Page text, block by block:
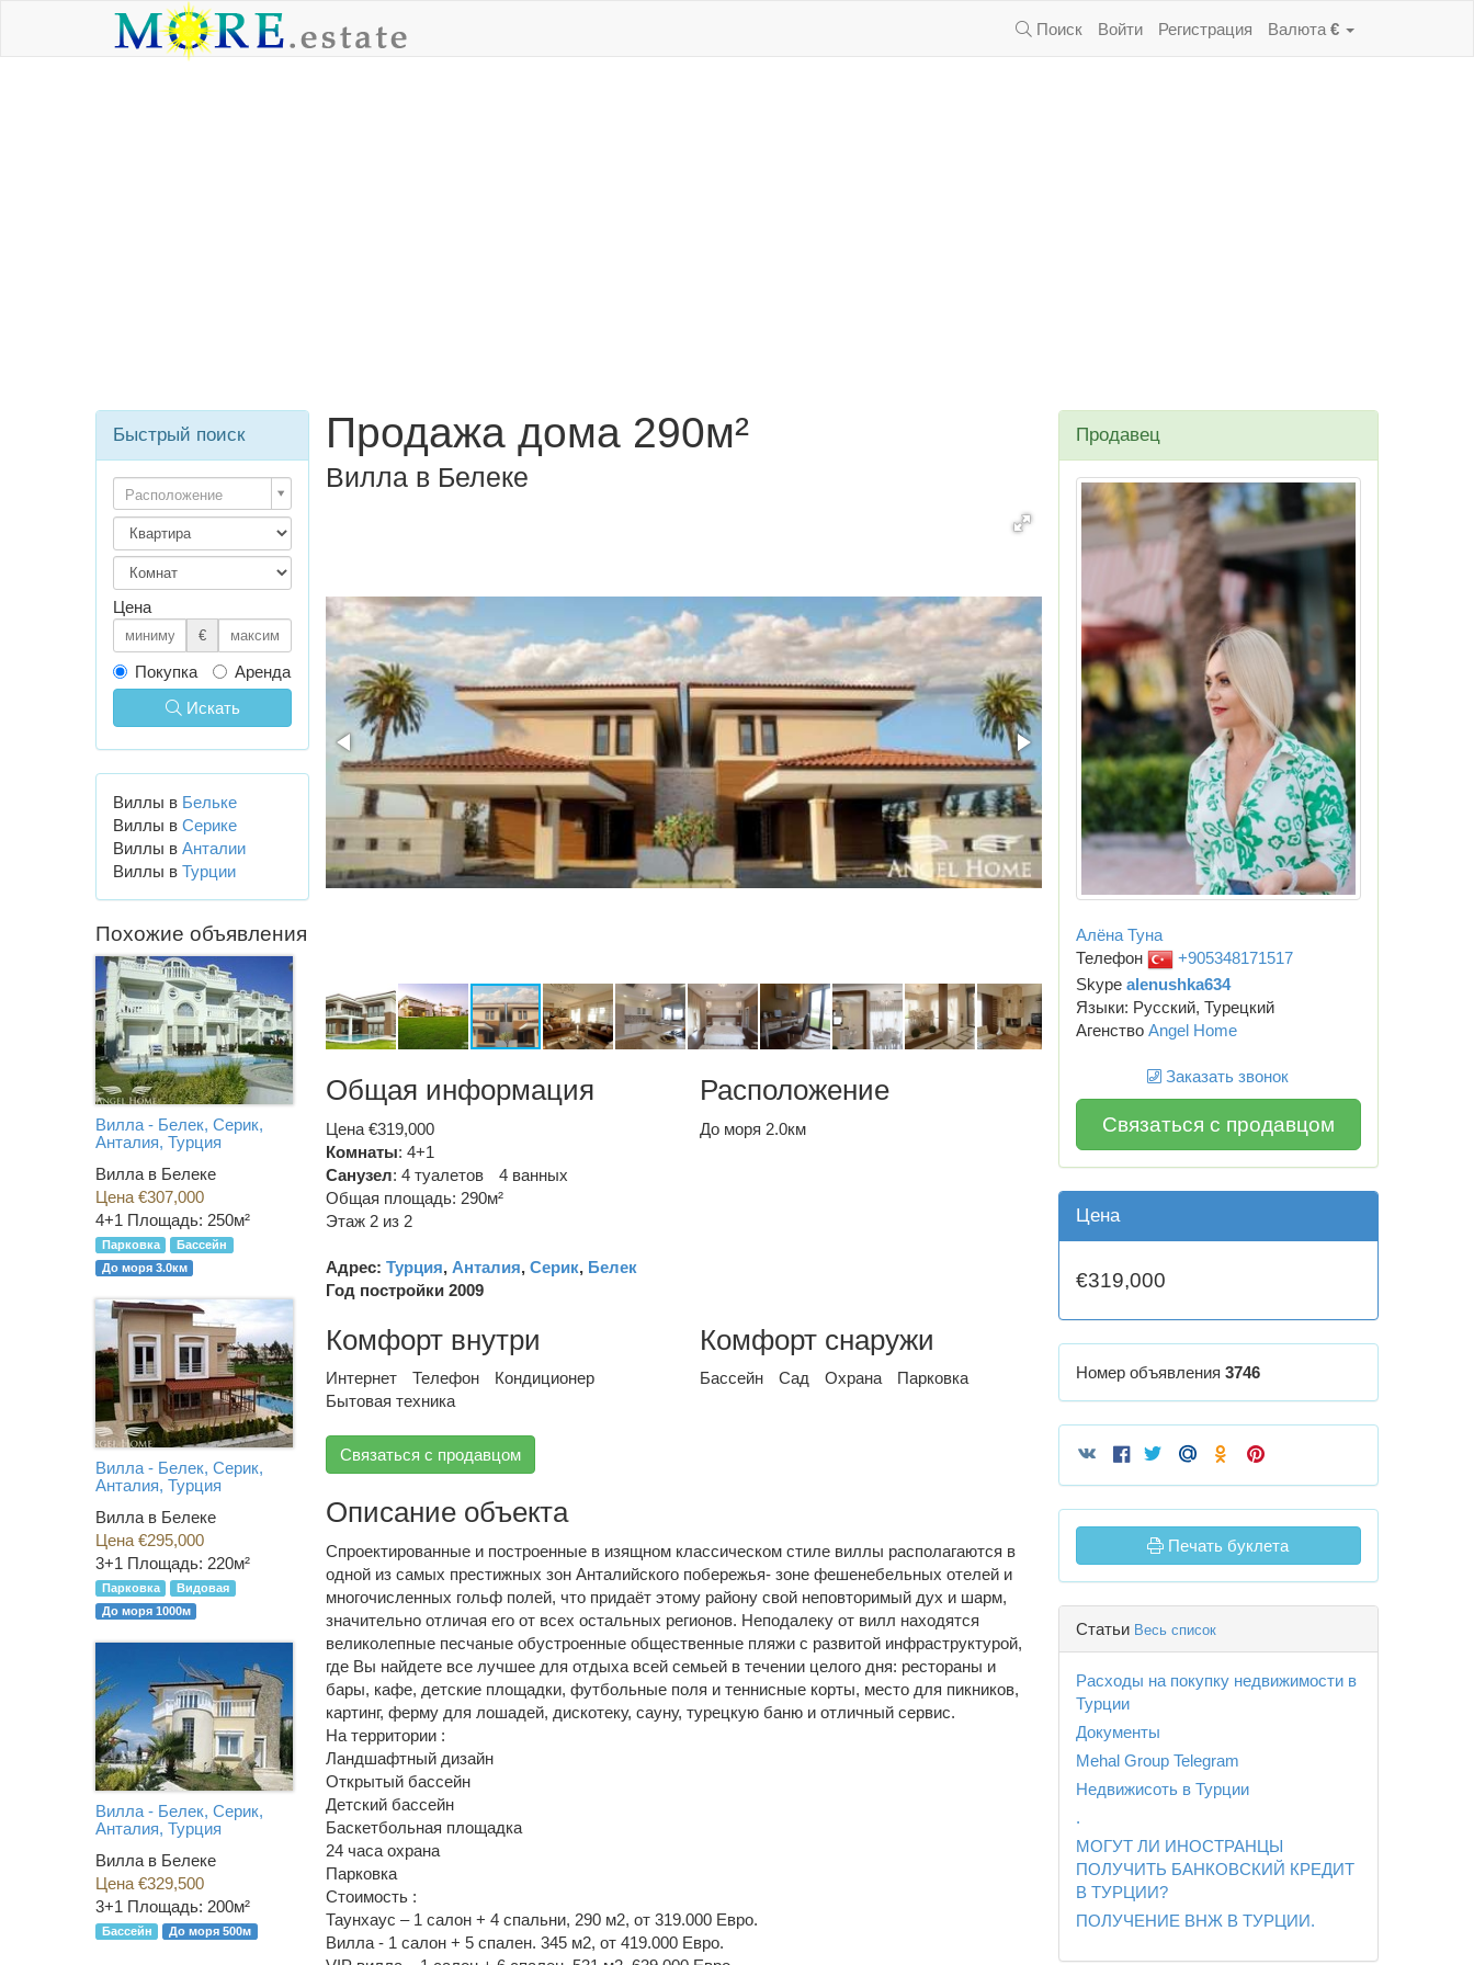
Поиск Войти Регистрация Валюта €
Продажа дома 290м²
Вилла в Белеке
Общая информация
Цена €319,000
Комнаты: 4+1
Санузел: 4 туалетов
4 ванных
Общая площадь: 290м²
Этаж 2 из 2
Адрес: Турция, Анталия, Серик, Белек
Год постройки 2009
Расположение
До моря 2.0км
Комфорт внутри
Интернет Телефон
Кондиционер
Бытовая техника
Комфорт снаружи
Бассейн Сад Охрана Парковка
Связаться с продавцом
Описание объекта
Спроектированные и построенные в изящном классическом стиле виллы располагаются в
одной из самых престижных зон Анталийского побережья- зоне фешенебельных отелей и
многочисленных гольф полей, что придаёт этому району свой неповторимый дух и шарм,
значительно отличая его от всех остальных регионов. Неподалеку от вилл находятся
великолепные песчаные обустроенные общественные пляжи с развитой инфраструктурой,
где Вы найдете все лучшее для отдыха всей семьей в течении целого дня: рестораны и
бары, кафе, детские площадки, футбольные поля и теннисные корты, место для пикников,
картинг, ферму для лошадей, дискотеку, сауну, турецкую баню и отличный сервис.
На территории :
Ландшафтный дизайн
Открытый бассейн
Детский бассейн
Баскетбольная площадка
24 часа охрана
Парковка
Стоимость :
Таунхаус – 1 салон + 4 спальни, 290 м2, от 319.000 Евро.
Вилла - 1 салон + 5 спален. 345 м2, от 419.000 Евро.
Продавец
Алёна Туна
Телефон
+905348171517
Skype alenushka634
Языки: Русский, Турецкий
Агенство Angel Home
Заказать звонок
Связаться с продавцом
Цена
€319,000
Номер объявления 3746
Печать буклета
Статьи Весь список
Расходы на покупку недвижимости в
Турции
Документы
Mehal Group Telegram
Недвижисоть в Турции
.
МОГУТ ЛИ ИНОСТРАНЦЫ
ПОЛУЧИТЬ БАНКОВСКИЙ КРЕДИТ
В ТУРЦИИ?
ПОЛУЧЕНИЕ ВНЖ В ТУРЦИИ.
Быстрый поиск
Расположение
Цена
€
Покупка
Аренда
Искать
Виллы в Бельке
Виллы в Серике
Виллы в Анталии
Виллы в Турции
Похожие объявления
Вилла - Белек, Серик,
Анталия, Турция
Вилла в Белеке
Цена €307,000
4+1 Площадь: 250м²
Парковка
Бассейн
До моря 3.0км
Вилла - Белек, Серик,
Анталия, Турция
Вилла в Белеке
Цена €295,000
3+1 Площадь: 220м²
Парковка
Видовая
До моря 1000м
Вилла - Белек, Серик,
Анталия, Турция
Вилла в Белеке
Цена €329,500
3+1 Площадь: 200м²
Бассейн До моря 500м